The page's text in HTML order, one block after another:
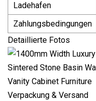
Ladehafen
Zahlungsbedingungen
Detaillierte Fotos
Verpackung & Versand